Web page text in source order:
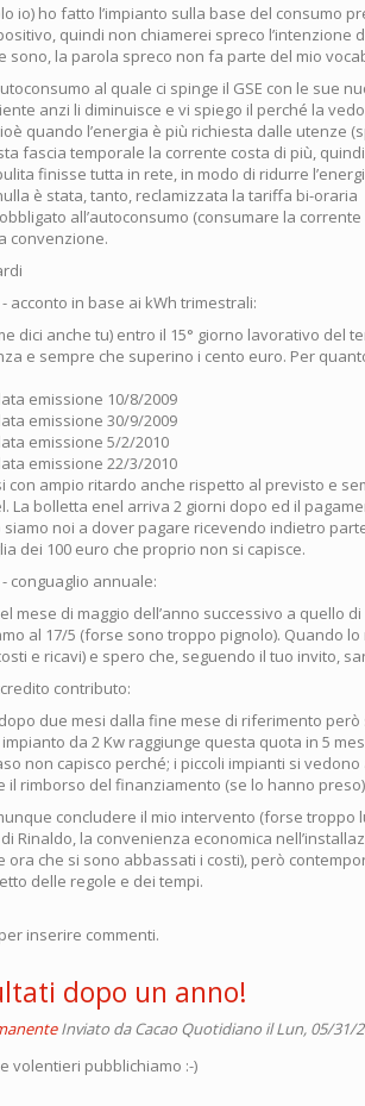
io) ho fatto l’impianto sulla base del consumo
quindi non chiamerei spreco l’intenzione
sono, la parola spreco non fa parte del mio
al quale ci spinge il GSE con le sue
anzi li diminuisce e vi spiego il perché la
quando l’energia è più richiesta dalle utenze
fascia temporale la corrente costa di più,
finisse tutta in rete, in modo di ridurre
è stata, tanto, reclamizzata la tariffa bi-oraria
obbligato all’autoconsumo (consumare la
convenzione.
acconto in base ai kWh trimestrali:
dici anche tu) entro il 15° giorno lavorativo del
e sempre che superino i cento euro. Per
emissione 10/8/2009
emissione 30/9/2009
emissione 5/2/2010
emissione 22/3/2010
con ampio ritardo anche rispetto al previsto e
La bolletta enel arriva 2 giorni dopo ed il
siamo noi a dover pagare ricevendo indietro
dei 100 euro che proprio non si capisce.
conguaglio annuale:
mese di maggio dell’anno successivo a quello
al 17/5 (forse sono troppo pignolo). Quando
e ricavi) e spero che, seguendo il tuo invito,
contributo:
due mesi dalla fine mese di riferimento però
da 2 Kw raggiunge questa quota in 5
non capisco perché; i piccoli impianti si
il rimborso del finanziamento (se lo hanno
concludere il mio intervento (forse troppo
Rinaldo, la convenienza economica
ora che si sono abbassati i costi), però
delle regole e dei tempi.
per inserire commenti.
dopo un anno!
Inviato daCacao Quotidiano il Lun, 05/31/
volentieri pubblichiamo :-)